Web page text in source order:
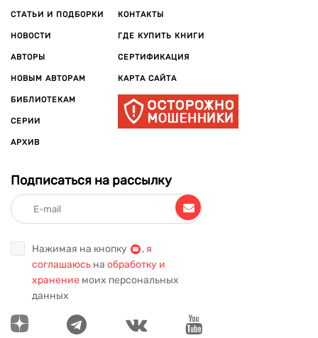
СТАТЬИ И ПОДБОРКИ
НОВОСТИ
АВТОРЫ
НОВЫМ АВТОРАМ
БИБЛИОТЕКАМ
СЕРИИ
АРХИВ
КОНТАКТЫ
ГДЕ КУПИТЬ КНИГИ
СЕРТИФИКАЦИЯ
КАРТА САЙТА
Подписаться на рассылку
Нажимая на кнопку , я
соглашаюсь на обработку и
хранение моих персональных
данных